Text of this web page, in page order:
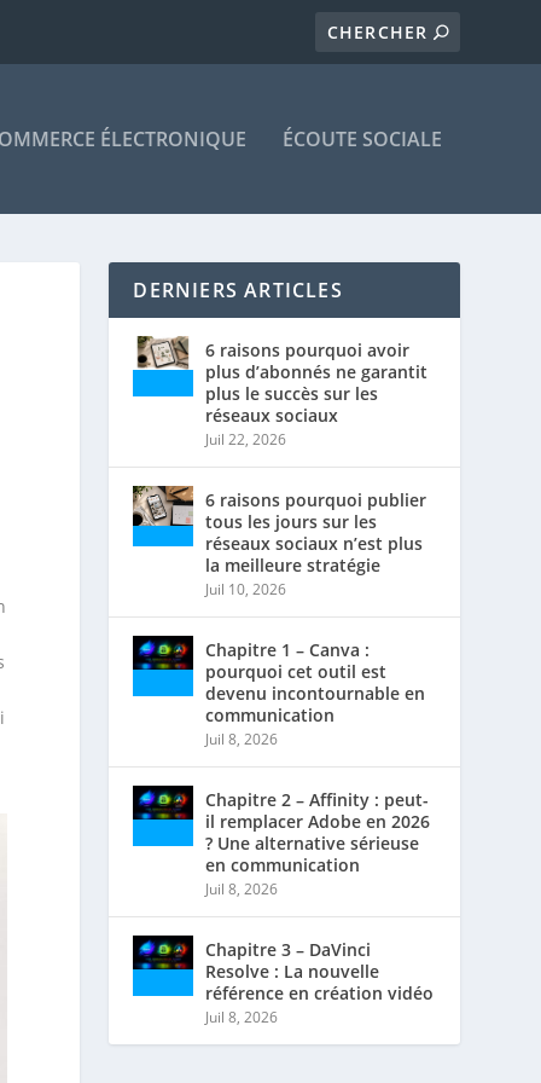
ÉLECTRONIQUE ÉCOUTE SOCIALE
DERNIERS ARTICLES
6 raisons pourquoi avoir
plus d’abonnés ne garantit
plus le succès sur les
réseaux sociaux
Juil 22, 2026
6 raisons pourquoi publier
tous les jours sur les
réseaux sociaux n’est plus
la meilleure stratégie
Juil 10, 2026
Chapitre 1 – Canva :
pourquoi cet outil est
devenu incontournable en
communication
Juil 8, 2026
Chapitre 2 – Affinity : peut-
il remplacer Adobe en 2026
? Une alternative sérieuse
en communication
Juil 8, 2026
Chapitre 3 – DaVinci
Resolve : La nouvelle
référence en création vidéo
Juil 8, 2026